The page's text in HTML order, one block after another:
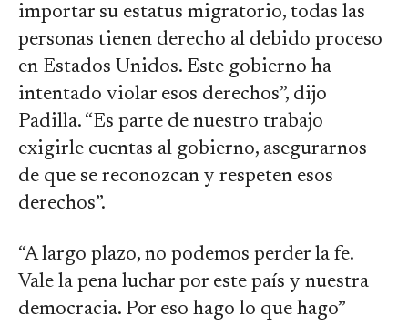
importar su estatus migratorio, todas las
personas tienen derecho al debido proceso
en Estados Unidos. Este gobierno ha
intentado violar esos derechos”, dijo
Padilla. “Es parte de nuestro trabajo
exigirle cuentas al gobierno, asegurarnos
de que se reconozcan y respeten esos
derechos”.
“A largo plazo, no podemos perder la fe.
Vale la pena luchar por este país y nuestra
democracia. Por eso hago lo que hago”